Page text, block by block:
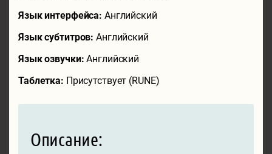
Язык интерфейса: Английский
Язык субтитров:Английский
Язык озвучки:Английский
Таблетка: Присутствует (RUNE)
Описание: